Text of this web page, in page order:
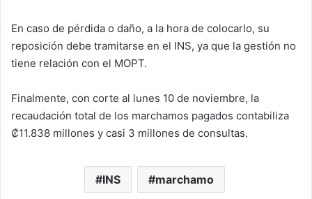
En caso de pérdida o daño, a la hora de colocarlo, su
reposición debe tramitarse en el INS, ya que la gestión no
tiene relación con el MOPT.
Finalmente, con corte al lunes 10 de noviembre, la
recaudación total de los marchamos pagados contabiliza
₡11.838 millones y casi 3 millones de consultas.
INS marchamo